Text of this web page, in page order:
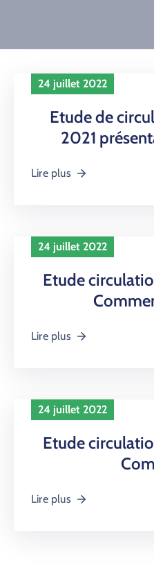
CONTACTER24 juillet 2022
Etude de
2021
Lire plus
24 juillet 2022
Etude
Lire plus
24 juillet 2022
Etude
Lire plus